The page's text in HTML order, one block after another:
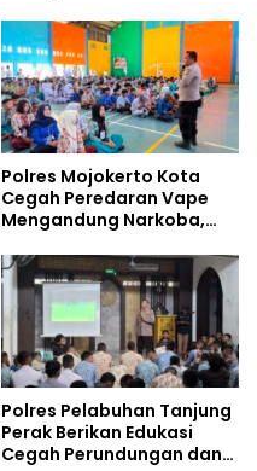
Polres Mojokerto Kota
Cegah Peredaran Vape
Mengandung Narkoba,
Kalangan Remaja
Polres Pelabuhan Tanjung
Perak Berikan Edukasi
Cegah Perundungan dan